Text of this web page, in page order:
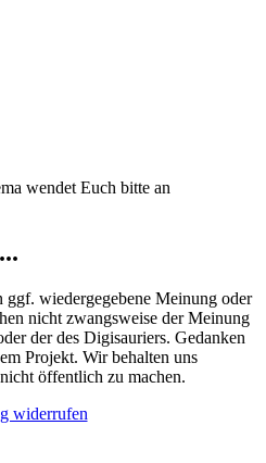
wendet Euch bitte an
wiedergegebene Meinung oder
nicht zwangsweise der Meinung
der des Digisauriers. Gedanken
Projekt. Wir behalten uns
öffentlich zu machen.
widerrufen